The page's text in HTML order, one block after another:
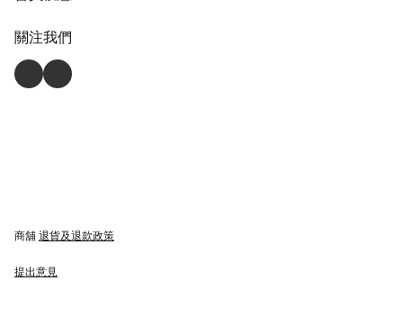
關注我們
商舖 退貨及退款政策
提出意見